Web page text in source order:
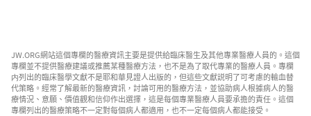
JW.ORG網站這個專欄的醫療資訊主要是提供給臨床醫生及其他專業醫療人員的。這個
專欄並不提供醫療建議或推薦某種醫療方法，也不是為了取代專業的醫療人員。專欄
内列出的臨床醫學文獻不是耶和華見證人出版的，但這些文獻説明了可考慮的輸血替
代策略。經常了解最新的醫療資訊，討論可用的醫療方法，並協助病人根據病人的醫
療情況、意願、價值觀和信仰作出選擇，這是每個專業醫療人員要承擔的責任。這個
專欄列出的醫療策略不一定對每個病人都適用，也不一定每個病人都能接受。